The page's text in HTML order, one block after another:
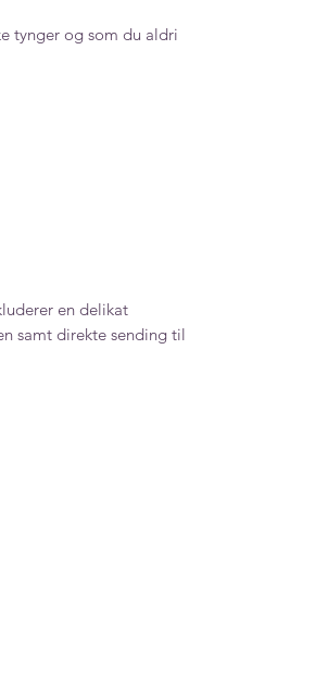
tynger og som du aldri
en delikat
samt direkte sending til